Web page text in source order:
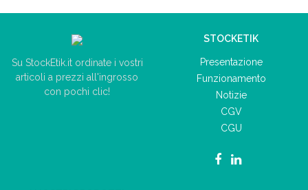
Su StockEtik.it ordinate i vostri
articoli a prezzi all'ingrosso
con pochi clic!
STOCKETIK
Presentazione
Funzionamento
Notizie
CGV
CGU